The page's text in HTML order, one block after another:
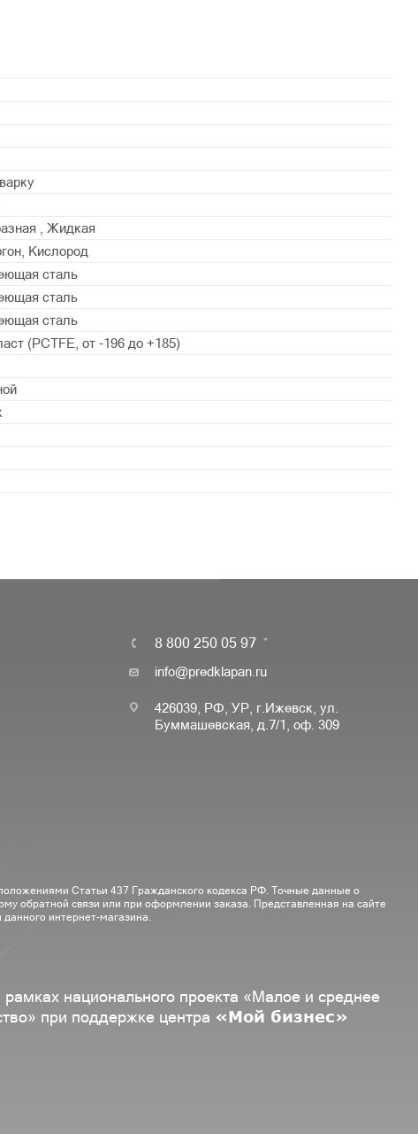
, Жидкая
Кислород
сталь
сталь
сталь
(PСTFE, от -196 до +185)
8 800 250 05 97
info@predklapan.ru
426039, РФ, УР, г.Ижевск, ул.
Буммашевская, д.7/1, оф. 309
Статьи 437 Гражданского кодекса РФ. Точные данные о
обратной связи или при оформлении заказа. Представленная на сайте
интернет-магазина.
рамках национального проекта «Малое и среднее
при поддержке центра «Мой бизнес»